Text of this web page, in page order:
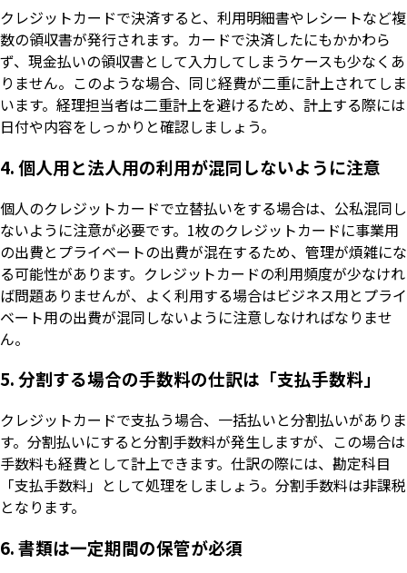
クレジットカードで決済すると、利用明細書やレシートなど複
数の領収書が発行されます。カードで決済したにもかかわら
ず、現金払いの領収書として入力してしまうケースも少なくあ
りません。このような場合、同じ経費が二重に計上されてしま
います。経理担当者は二重計上を避けるため、計上する際には
日付や内容をしっかりと確認しましょう。
4. 個人用と法人用の利用が混同しないように注意
個人のクレジットカードで立替払いをする場合は、公私混同し
ないように注意が必要です。1枚のクレジットカードに事業用
の出費とプライベートの出費が混在するため、管理が煩雑にな
る可能性があります。クレジットカードの利用頻度が少なけれ
ば問題ありませんが、よく利用する場合はビジネス用とプライ
ベート用の出費が混同しないように注意しなければなりませ
ん。
5. 分割する場合の手数料の仕訳は「支払手数料」
クレジットカードで支払う場合、一括払いと分割払いがありま
す。分割払いにすると分割手数料が発生しますが、この場合は
手数料も経費として計上できます。仕訳の際には、勘定科目
「支払手数料」として処理をしましょう。分割手数料は非課税
となります。
6. 書類は一定期間の保管が必須